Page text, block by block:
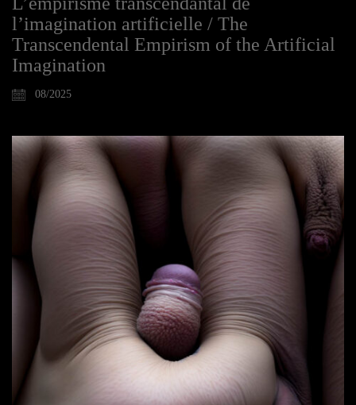
l’imagination artificielle / The
Transcendental Empirism of the Artificial
Imagination
08/2025